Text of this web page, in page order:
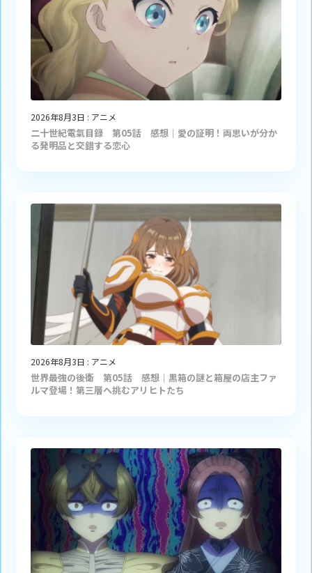
2026年8月3日 : アニメ
二十世紀電氣目録 第05話 感想｜愛の証明！両思いが分か
る発明品と交錯する恋心
2026年8月3日 : アニメ
世界最強の後衛 第05話 感想｜黒箱の謎と箱屋の店主ファ
ルマ登場！第三層へ挑むアリヒトたち